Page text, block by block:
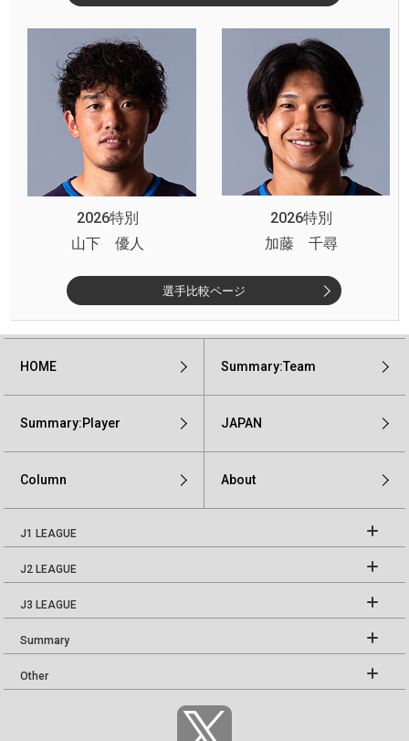
2026特別
2026特別
山下 優人
加藤 千尋
選手比較ページ
HOME Summary:Team
Summary:Player JAPAN
Column About
J1 LEAGUE
J2 LEAGUE
J3 LEAGUE
Summary
Other